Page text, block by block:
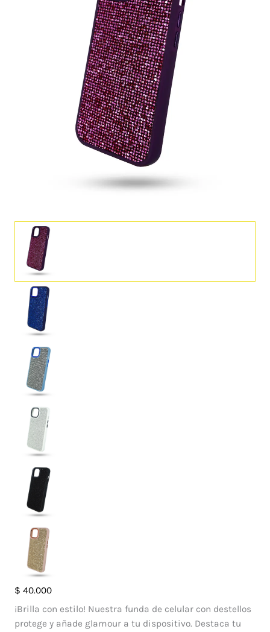
$ 40.000
¡Brilla con estilo! Nuestra funda de celular con destellos
protege y añade glamour a tu dispositivo. Destaca tu
Case
Sol
Iphone